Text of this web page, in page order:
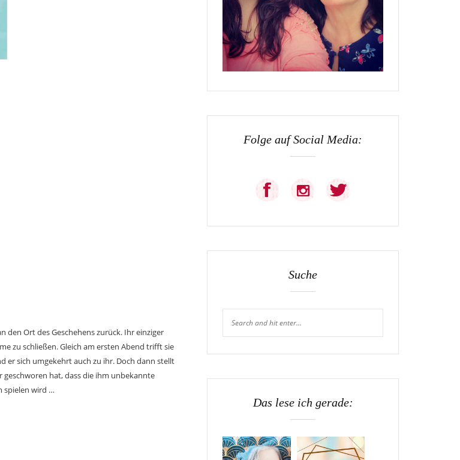
den Ort des Geschehens zurück. Ihr einziger
zu schließen. Gleich am ersten Abend trifft sie
er sich umgekehrt auch zu ihr. Doch dann stellt
geschworen hat, dass die ihm unbekannte
spielen wird …
Folge auf Social Media:
Suche
Das lese ich gerade: